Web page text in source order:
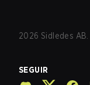
2026 Sidledes
SEGUIR